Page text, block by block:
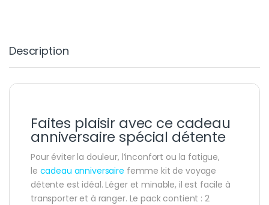
Description
Faites plaisir avec ce cadeau
anniversaire spécial détente
Pour éviter la douleur, l’inconfort ou la fatigue,
le cadeau anniversaire femme kit de voyage
détente est idéal. Léger et minable, il est facile à
transporter et à ranger. Le pack contient : 2